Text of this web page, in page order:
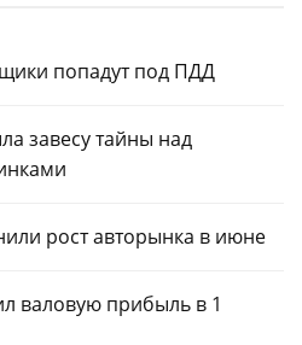
попадут под ПДД
завесу тайны над
рост авторынка в июне
валовую прибыль в 1